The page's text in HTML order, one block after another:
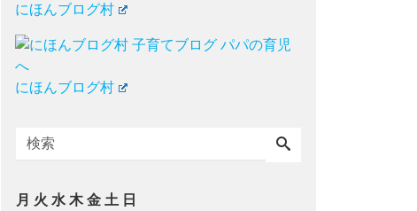
にほんブログ村
にほんブログ村
月 火 水 木 金 土 日